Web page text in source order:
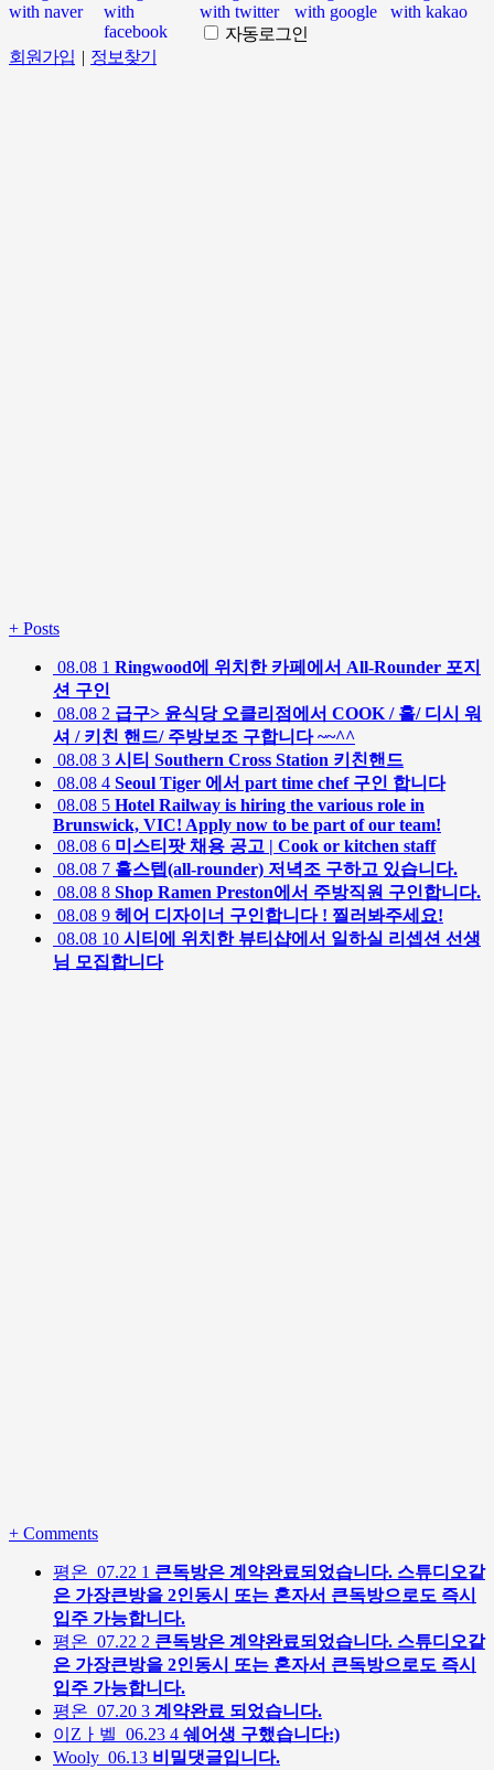
자동로그인
회원가입 | 정보찾기
+ Posts
08.08 1 Ringwood에 위치한 카페에서 All-Rounder 포지
션 구인
08.08 2 급구> 윤식당 오클리점에서 COOK / 홀/ 디시 워
셔 / 키친 핸드/ 주방보조 구합니다 ~~^^
08.08 3 시티 Southern Cross Station 키친핸드
08.08 4 Seoul Tiger 에서 part time chef 구인 합니다
08.08 5 Hotel Railway is hiring the various role in
Brunswick, VIC! Apply now to be part of our team!
08.08 6 미스티팟 채용 공고 | Cook or kitchen staff
08.08 7 홀스텝(all-rounder) 저녁조 구하고 있습니다.
08.08 8 Shop Ramen Preston에서 주방직원 구인합니다.
08.08 9 헤어 디자이너 구인합니다 ! 찔러봐주세요!
08.08 10 시티에 위치한 뷰티샵에서 일하실 리셉션 선생
님 모집합니다
+ Comments
평온 07.22 1 큰독방은 계약완료되었습니다. 스튜디오같
은 가장큰방을 2인동시 또는 혼자서 큰독방으로도 즉시
입주 가능합니다.
평온 07.22 2 큰독방은 계약완료되었습니다. 스튜디오같
은 가장큰방을 2인동시 또는 혼자서 큰독방으로도 즉시
입주 가능합니다.
평온 07.20 3 계약완료 되었습니다.
이Zㅏ벨 06.23 4 쉐어생 구했습니다:)
Wooly 06.13 비밀댓글입니다.